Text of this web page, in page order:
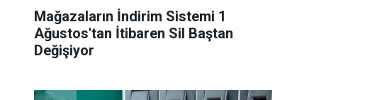
Mağazaların İndirim Sistemi 1
Ağustos'tan İtibaren Sil Baştan
Değişiyor